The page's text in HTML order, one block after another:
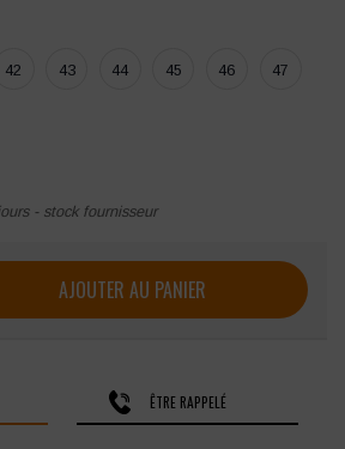
42 43 44 45 46 47
- stock fournisseur
de sécurité Parade Nikola S3
AJOUTER AU PANIER
ÊTRE RAPPELÉ